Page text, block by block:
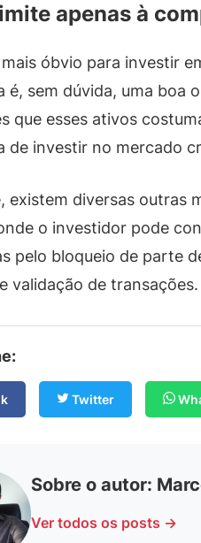
apenas à
óbvio para investir
é, sem dúvida, uma boa
que esses ativos
de investir no mercado
existem diversas outras
o investidor pode
pelo bloqueio de parte
validação de transações.
Twitter
Sobre o autor:
Ver todos os posts →